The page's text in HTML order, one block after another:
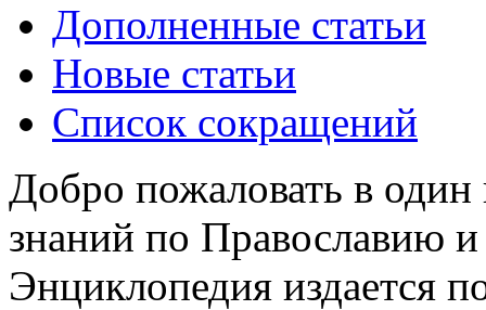
Дополненные статьи
Новые статьи
Список сокращений
Добро пожаловать в
знаний по Православию
Энциклопедия издается